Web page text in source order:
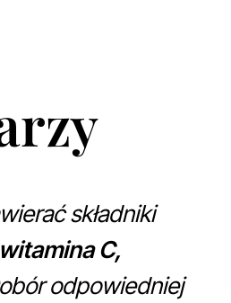
składniki
C,
odpowiedniej